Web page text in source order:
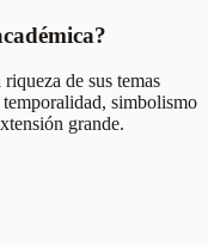
de sus temas
simbolismo
grande.